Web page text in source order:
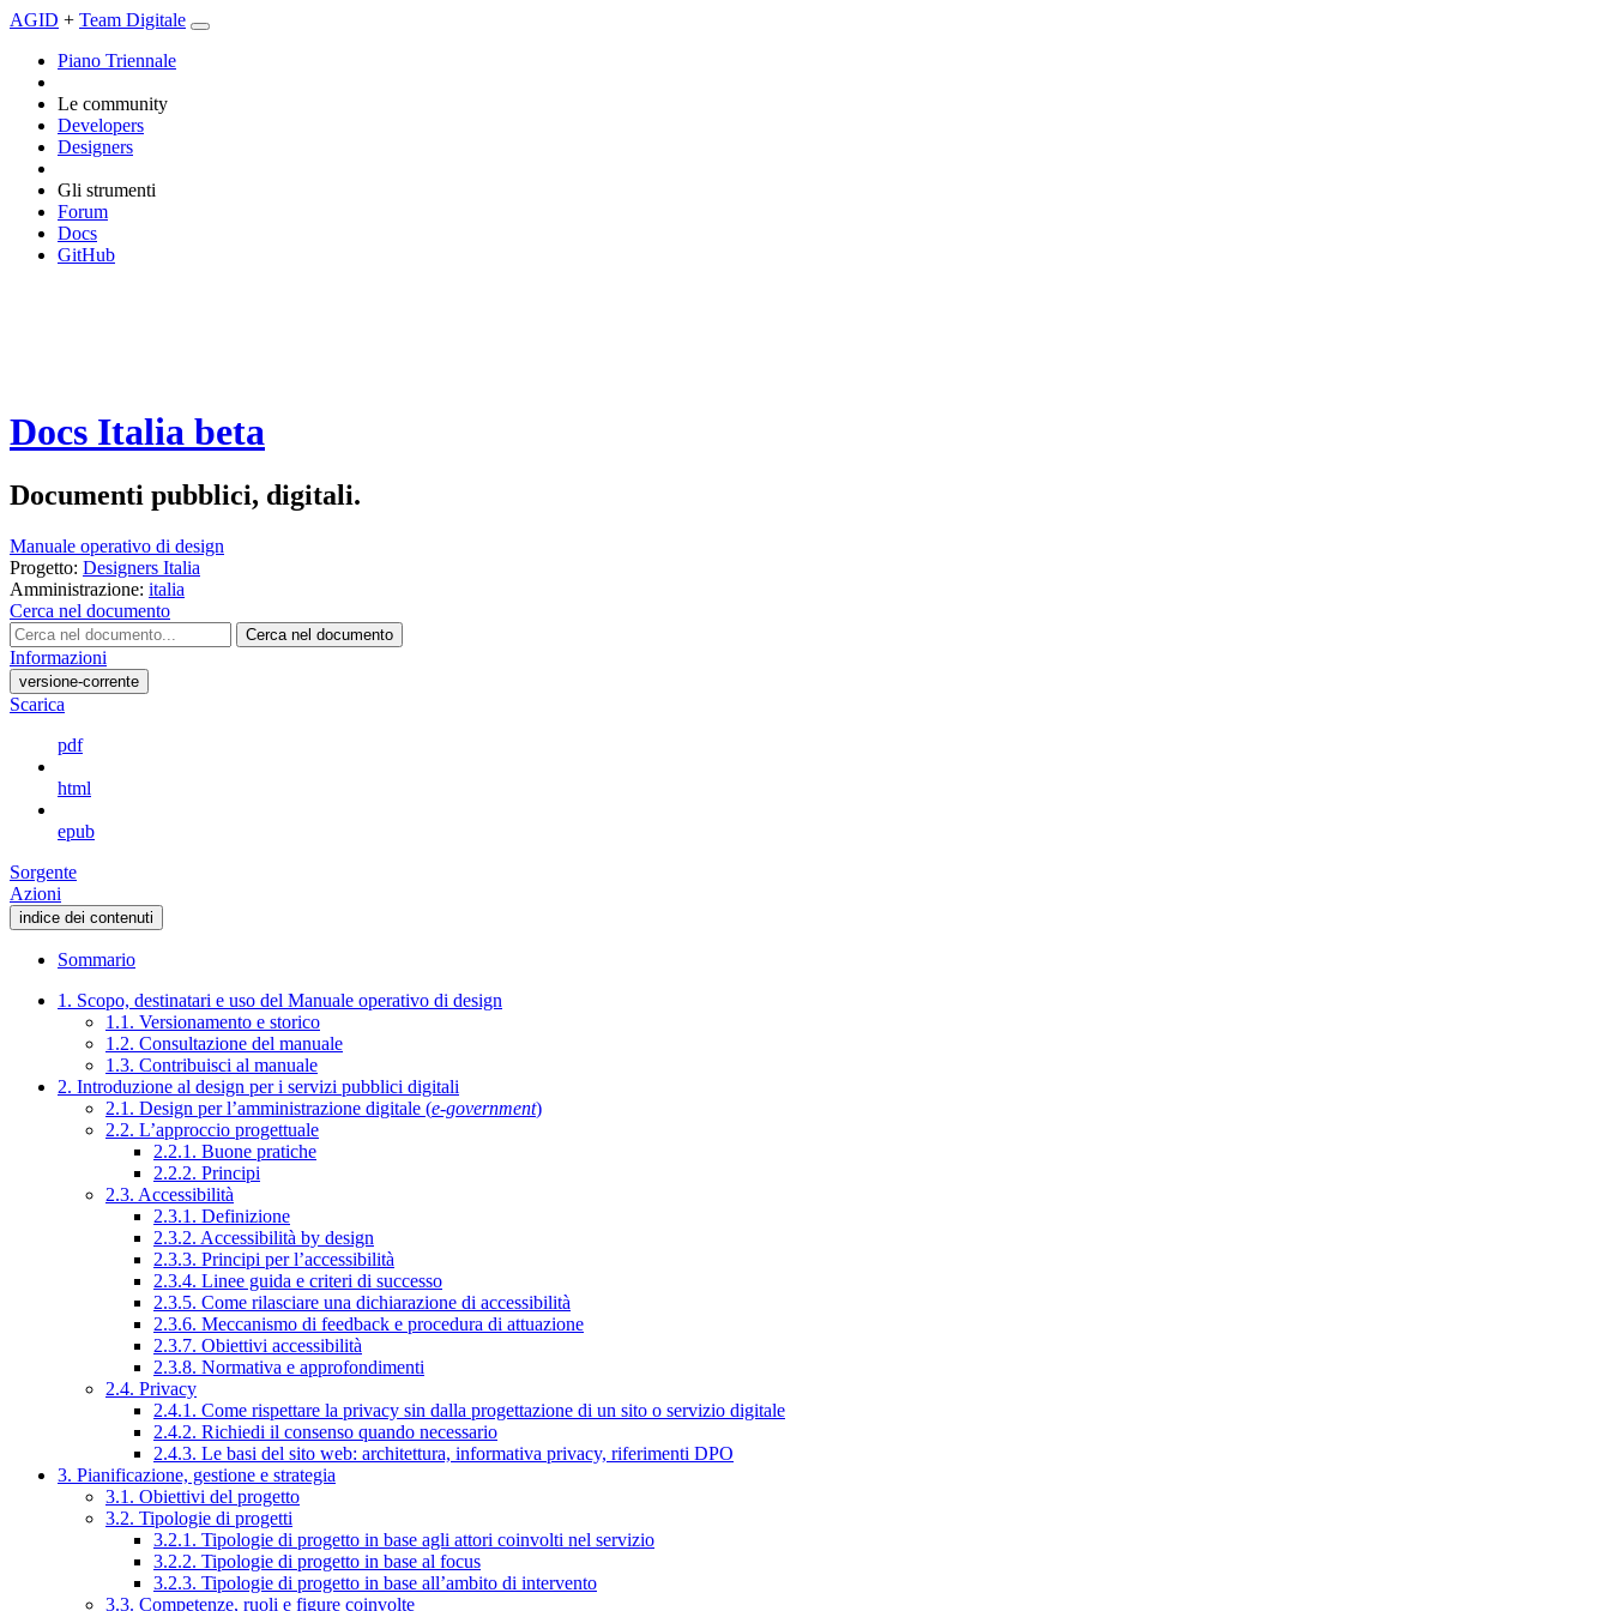
AGID + Team Digitale
Piano Triennale
Le community
Developers
Designers
Gli strumenti
Forum
Docs
GitHub
Docs Italia beta
Documenti pubblici, digitali.
Manuale operativo di design
Progetto: Designers Italia
Amministrazione: italia
Cerca nel documento
Cerca nel documento
Informazioni
versione-corrente
Scarica
pdf
html
epub
Sorgente
Azioni
indice dei contenuti
Sommario
1. Scopo, destinatari e uso del Manuale operativo di design
1.1. Versionamento e storico
1.2. Consultazione del manuale
1.3. Contribuisci al manuale
2. Introduzione al design per i servizi pubblici digitali
2.1. Design per l’amministrazione digitale (e-government)
2.2. L’approccio progettuale
2.2.1. Buone pratiche
2.2.2. Principi
2.3. Accessibilità
2.3.1. Definizione
2.3.2. Accessibilità by design
2.3.3. Principi per l’accessibilità
2.3.4. Linee guida e criteri di successo
2.3.5. Come rilasciare una dichiarazione di accessibilità
2.3.6. Meccanismo di feedback e procedura di attuazione
2.3.7. Obiettivi accessibilità
2.3.8. Normativa e approfondimenti
2.4. Privacy
2.4.1. Come rispettare la privacy sin dalla progettazione di un sito o servizio digitale
2.4.2. Richiedi il consenso quando necessario
2.4.3. Le basi del sito web: architettura, informativa privacy, riferimenti DPO
3. Pianificazione, gestione e strategia
3.1. Obiettivi del progetto
3.2. Tipologie di progetti
3.2.1. Tipologie di progetto in base agli attori coinvolti nel servizio
3.2.2. Tipologie di progetto in base al focus
3.2.3. Tipologie di progetto in base all’ambito di intervento
3.3. Competenze, ruoli e figure coinvolte